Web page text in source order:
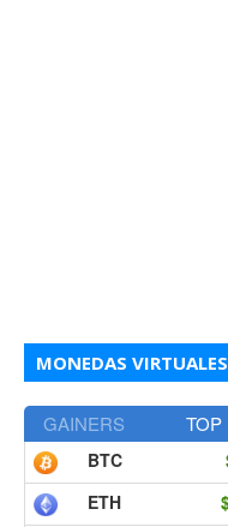
MONEDAS VIRTUALES
GAINERS TOP
BTC
ETH